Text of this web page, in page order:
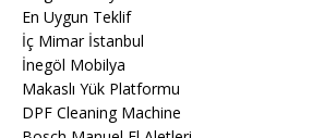
En Uygun Teklif
İç Mimar İstanbul
İnegöl Mobilya
Makaslı Yük Platformu
DPF Cleaning Machine